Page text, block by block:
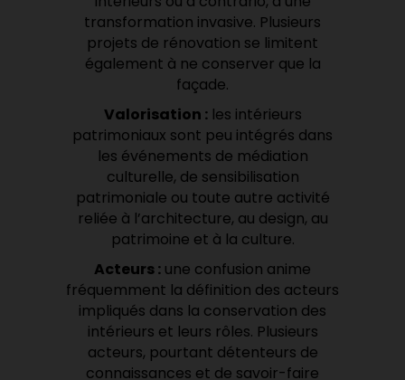
transformation invasive. Plusieurs
projets de rénovation se limitent
également à ne conserver que la
façade.
Valorisation :les intérieurs
patrimoniaux sont peu intégrés dans
les événements de médiation
culturelle, de sensibilisation
patrimoniale ou toute autre activité
reliée à l’architecture, au design, au
patrimoine et à la culture.
Acteurs : une confusion anime
fréquemment la définition des acteurs
impliqués dans la conservation des
intérieurs et leurs rôles. Plusieurs
acteurs, pourtant détenteurs de
connaissances et de savoir-faire